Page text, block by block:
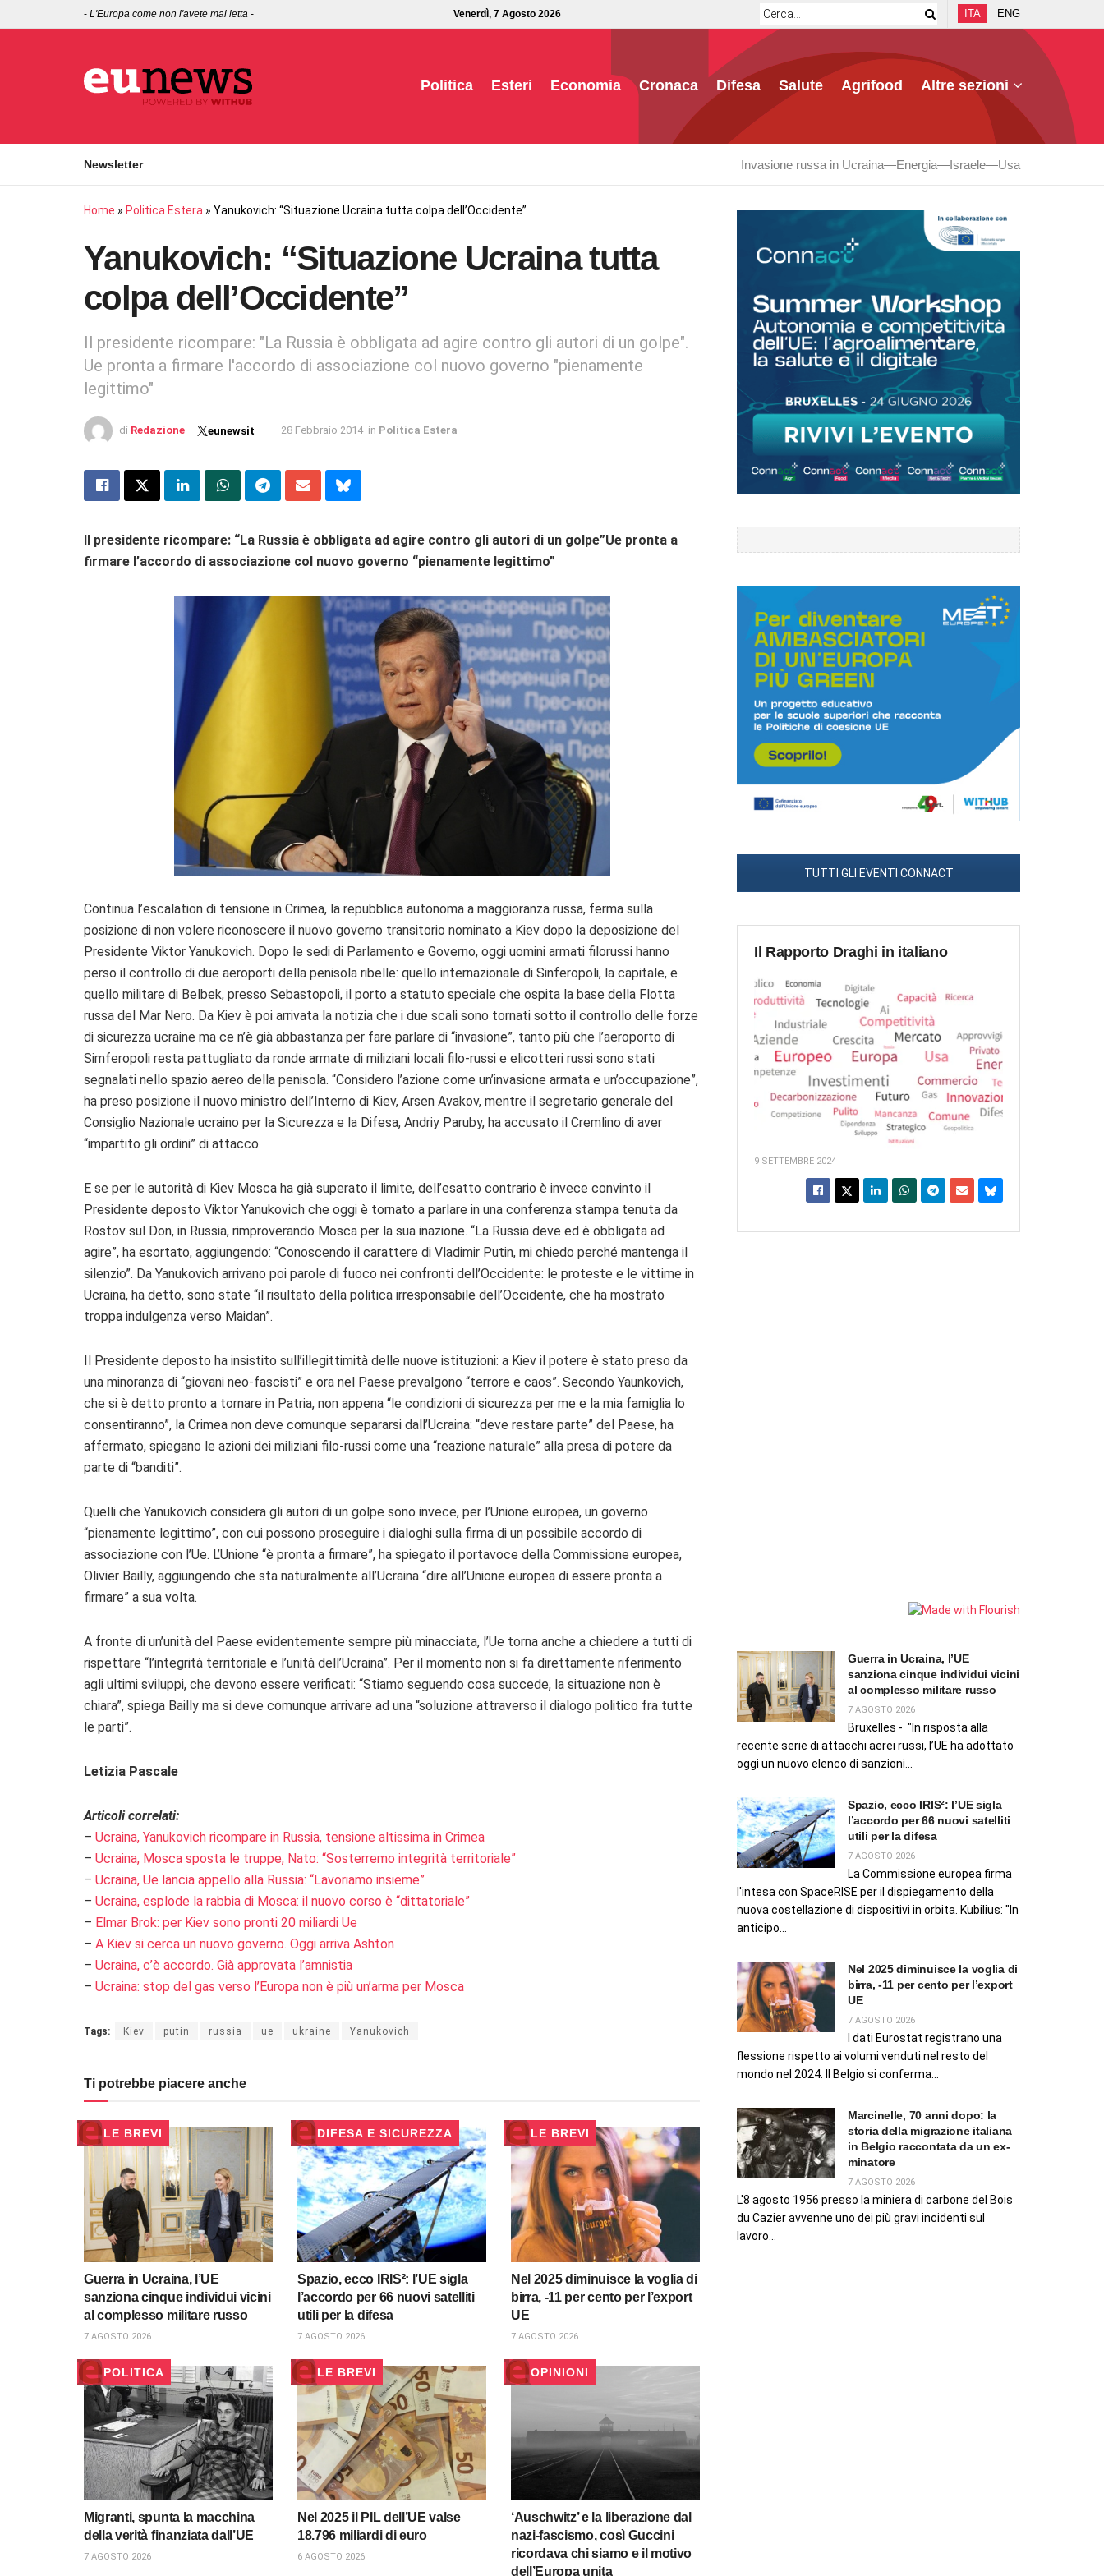
- L'Europa come non l'avete mai letta - Venerdì, 7 Agosto 2026 ITA ENG
Politica Esteri Economia Cronaca Difesa Salute Agrifood Altre sezioni
Newsletter Invasione russa in Ucraina Energia Israele Usa
Home » Politica Estera » Yanukovich: “Situazione Ucraina tutta colpa dell’Occidente”
Yanukovich: “Situazione Ucraina tutta
colpa dell’Occidente”
Il presidente ricompare: "La Russia è obbligata ad agire contro gli autori di un golpe".
Ue pronta a firmare l'accordo di associazione col nuovo governo "pienamente
legittimo"
di Redazione eunewsit 28 Febbraio 2014 in Politica Estera
Il presidente ricompare: “La Russia è obbligata ad agire contro gli autori di un golpe”Ue pronta a
firmare l’accordo di associazione col nuovo governo “pienamente legittimo”
Continua l’escalation di tensione in Crimea, la repubblica autonoma a maggioranza russa, ferma sulla
posizione di non volere riconoscere il nuovo governo transitorio nominato a Kiev dopo la deposizione del
Presidente Viktor Yanukovich. Dopo le sedi di Parlamento e Governo, oggi uomini armati filorussi hanno
perso il controllo di due aeroporti della penisola ribelle: quello internazionale di Sinferopoli, la capitale, e
quello militare di Belbek, presso Sebastopoli, il porto a statuto speciale che ospita la base della Flotta
russa del Mar Nero. Da Kiev è poi arrivata la notizia che i due scali sono tornati sotto il controllo delle forze
di sicurezza ucraine ma ce n’è già abbastanza per fare parlare di “invasione”, tanto più che l’aeroporto di
Simferopoli resta pattugliato da ronde armate di miliziani locali filo-russi e elicotteri russi sono stati
segnalati nello spazio aereo della penisola. “Considero l’azione come un’invasione armata e un’occupazione”,
ha preso posizione il nuovo ministro dell’Interno di Kiev, Arsen Avakov, mentre il segretario generale del
Consiglio Nazionale ucraino per la Sicurezza e la Difesa, Andriy Paruby, ha accusato il Cremlino di aver
“impartito gli ordini” di attacco.
E se per le autorità di Kiev Mosca ha già superato il limite, dell’esatto contrario è invece convinto il
Presidente deposto Viktor Yanukovich che oggi è tornato a parlare in una conferenza stampa tenuta da
Rostov sul Don, in Russia, rimproverando Mosca per la sua inazione. “La Russia deve ed è obbligata ad
agire”, ha esortato, aggiungendo: “Conoscendo il carattere di Vladimir Putin, mi chiedo perché mantenga il
silenzio”. Da Yanukovich arrivano poi parole di fuoco nei confronti dell’Occidente: le proteste e le vittime in
Ucraina, ha detto, sono state “il risultato della politica irresponsabile dell’Occidente, che ha mostrato
troppa indulgenza verso Maidan”.
Il Presidente deposto ha insistito sull’illegittimità delle nuove istituzioni: a Kiev il potere è stato preso da
una minoranza di “giovani neo-fascisti” e ora nel Paese prevalgono “terrore e caos”. Secondo Yaunkovich,
che si è detto pronto a tornare in Patria, non appena “le condizioni di sicurezza per me e la mia famiglia lo
consentiranno”, la Crimea non deve comunque separarsi dall’Ucraina: “deve restare parte” del Paese, ha
affermato, spiegano le azioni dei miliziani filo-russi come una “reazione naturale” alla presa di potere da
parte di “banditi”.
Quelli che Yanukovich considera gli autori di un golpe sono invece, per l’Unione europea, un governo
“pienamente legittimo”, con cui possono proseguire i dialoghi sulla firma di un possibile accordo di
associazione con l’Ue. L’Unione “è pronta a firmare”, ha spiegato il portavoce della Commissione europea,
Olivier Bailly, aggiungendo che sta naturalmente all’Ucraina “dire all’Unione europea di essere pronta a
firmare” a sua volta.
A fronte di un’unità del Paese evidentemente sempre più minacciata, l’Ue torna anche a chiedere a tutti di
rispettare “l’integrità territoriale e l’unità dell’Ucraina”. Per il momento non si fa direttamente riferimento
agli ultimi sviluppi, che devono essere verificati: “Stiamo seguendo cosa succede, la situazione non è
chiara”, spiega Bailly ma si deve comunque arrivare ad una “soluzione attraverso il dialogo politico fra tutte
le parti”.
Letizia Pascale
Articoli correlati:
– Ucraina, Yanukovich ricompare in Russia, tensione altissima in Crimea
– Ucraina, Mosca sposta le truppe, Nato: “Sosterremo integrità territoriale”
– Ucraina, Ue lancia appello alla Russia: “Lavoriamo insieme”
– Ucraina, esplode la rabbia di Mosca: il nuovo corso è “dittatoriale”
– Elmar Brok: per Kiev sono pronti 20 miliardi Ue
– A Kiev si cerca un nuovo governo. Oggi arriva Ashton
– Ucraina, c’è accordo. Già approvata l’amnistia
– Ucraina: stop del gas verso l’Europa non è più un’arma per Mosca
Tags: Kiev putin russia ue ukraine Yanukovich
Ti potrebbe piacere anche
LE BREVI
Guerra in Ucraina, l’UE
sanziona cinque individui vicini
al complesso militare russo
7 AGOSTO 2026
DIFESA E SICUREZZA
Spazio, ecco IRIS²: l’UE sigla
l’accordo per 66 nuovi satelliti
utili per la difesa
7 AGOSTO 2026
LE BREVI
Nel 2025 diminuisce la voglia di
birra, -11 per cento per l’export
UE
7 AGOSTO 2026
POLITICA
Migranti, spunta la macchina
della verità finanziata dall’UE
7 AGOSTO 2026
LE BREVI
Nel 2025 il PIL dell’UE valse
18.796 miliardi di euro
6 AGOSTO 2026
OPINIONI
‘Auschwitz’ e la liberazione dal
nazi-fascismo, così Guccini
ricordava chi siamo e il motivo
dell’Europa unita
TUTTI GLI EVENTI CONNACT
Il Rapporto Draghi in italiano
9 SETTEMBRE 2024
Guerra in Ucraina, l’UE
sanziona cinque individui vicini
al complesso militare russo
7 AGOSTO 2026
Bruxelles - "In risposta alla
recente serie di attacchi aerei russi, l’UE ha adottato
oggi un nuovo elenco di sanzioni...
Spazio, ecco IRIS²: l’UE sigla
l’accordo per 66 nuovi satelliti
utili per la difesa
7 AGOSTO 2026
La Commissione europea firma
l'intesa con SpaceRISE per il dispiegamento della
nuova costellazione di dispositivi in orbita. Kubilius: "In
anticipo...
Nel 2025 diminuisce la voglia di
birra, -11 per cento per l’export
UE
7 AGOSTO 2026
I dati Eurostat registrano una
flessione rispetto ai volumi venduti nel resto del
mondo nel 2024. Il Belgio si conferma...
Marcinelle, 70 anni dopo: la
storia della migrazione italiana
in Belgio raccontata da un ex-
minatore
7 AGOSTO 2026
L'8 agosto 1956 presso la miniera di carbone del Bois
du Cazier avvenne uno dei più gravi incidenti sul
lavoro...